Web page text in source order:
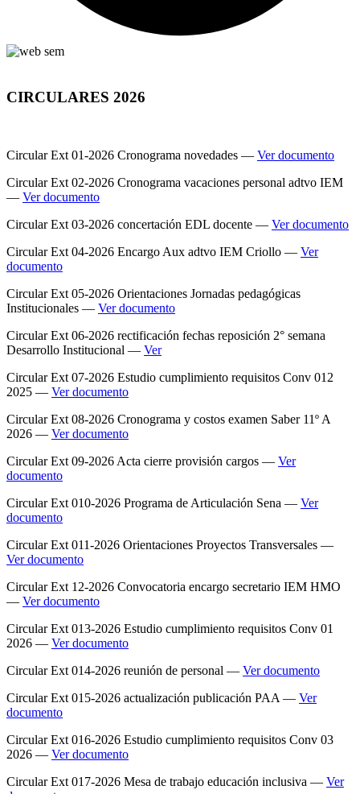
CIRCULARES 2026
Circular Ext 01-2026 Cronograma novedades — Ver documento
Circular Ext 02-2026 Cronograma vacaciones personal adtvo IEM
— Ver documento
Circular Ext 03-2026 concertación EDL docente — Ver documento
Circular Ext 04-2026 Encargo Aux adtvo IEM Criollo — Ver
documento
Circular Ext 05-2026 Orientaciones Jornadas pedagógicas
Institucionales — Ver documento
Circular Ext 06-2026 rectificación fechas reposición 2° semana
Desarrollo Institucional — Ver
Circular Ext 07-2026 Estudio cumplimiento requisitos Conv 012
2025 — Ver documento
Circular Ext 08-2026 Cronograma y costos examen Saber 11º A
2026 — Ver documento
Circular Ext 09-2026 Acta cierre provisión cargos — Ver
documento
Circular Ext 010-2026 Programa de Articulación Sena — Ver
documento
Circular Ext 011-2026 Orientaciones Proyectos Transversales —
Ver documento
Circular Ext 12-2026 Convocatoria encargo secretario IEM HMO
— Ver documento
Circular Ext 013-2026 Estudio cumplimiento requisitos Conv 01
2026 — Ver documento
Circular Ext 014-2026 reunión de personal — Ver documento
Circular Ext 015-2026 actualización publicación PAA — Ver
documento
Circular Ext 016-2026 Estudio cumplimiento requisitos Conv 03
2026 — Ver documento
Circular Ext 017-2026 Mesa de trabajo educación inclusiva — Ver